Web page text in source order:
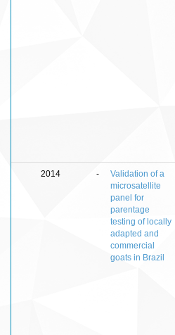
2014 -
Validation of a
microsatellite
panel for
parentage
testing of locally
adapted and
commercial
goats in Brazil